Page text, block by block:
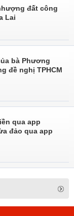
đất công
Lai
bà Phương
đề nghị TPHCM
qua app
đảo qua app